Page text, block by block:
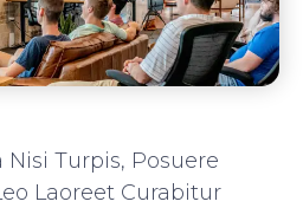
Nisi Turpis, Posuere
Laoreet Curabitur